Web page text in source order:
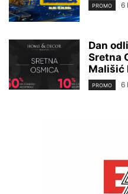
PROMO 6
Dan
Sretna
Mališić
PROMO 6